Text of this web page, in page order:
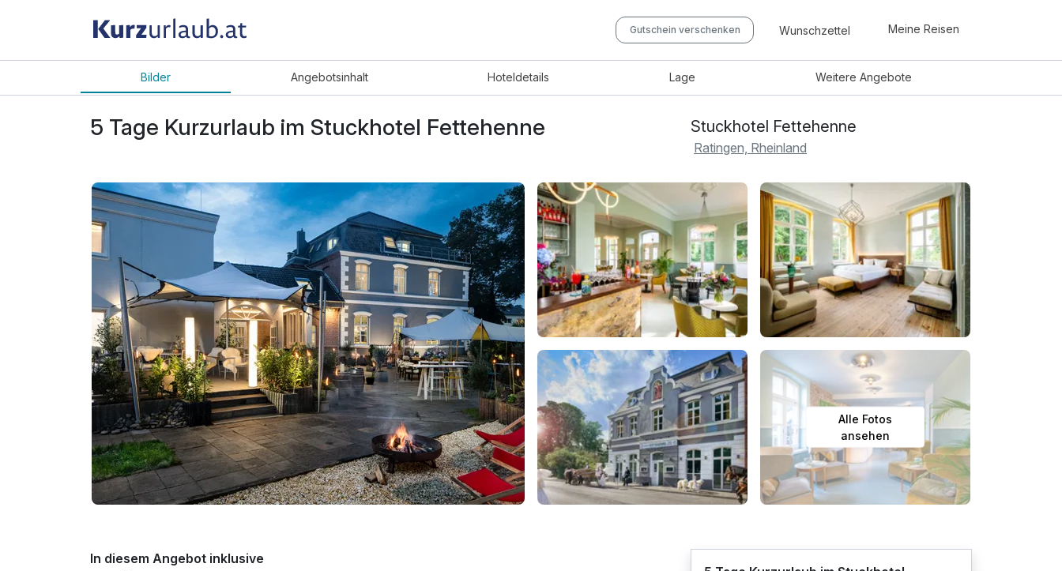
Gutschein verschenken Wunschzettel Meine Reisen
Bilder Angebotsinhalt Hoteldetails Lage WeitereAngebote
5 Tage Kurzurlaub im Stuckhotel Fettehenne Stuckhotel Fettehenne
Ratingen, Rheinland
Alle Fotos
ansehen
In diesem Angebot inklusive